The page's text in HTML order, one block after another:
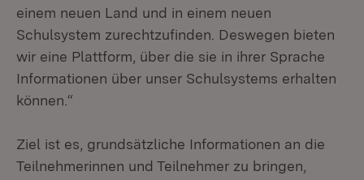
einem neuen Land und in einem neuen
Schulsystem zurechtzufinden. Deswegen bieten
wir eine Plattform, über die sie in ihrer Sprache
Informationen über unser Schulsystems erhalten
können.“
Ziel ist es, grundsätzliche Informationen an die
Teilnehmerinnen und Teilnehmer zu bringen,